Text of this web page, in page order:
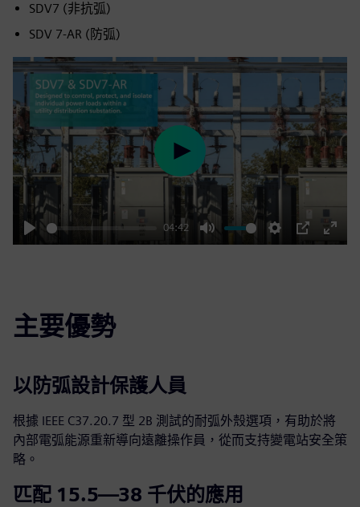
SDV7 (非抗弧)
SDV 7‑AR (防弧)
Play
04:42
Mute Settings
PIP
Enter
Play
主要優勢
以防弧設計保護人員
根據 IEEE C37.20.7 型 2B 測試的耐弧外殼選項，有助於將
內部電弧能源重新導向遠離操作員，從而支持變電站安全策
略。
匹配 15.5—38 千伏的應用